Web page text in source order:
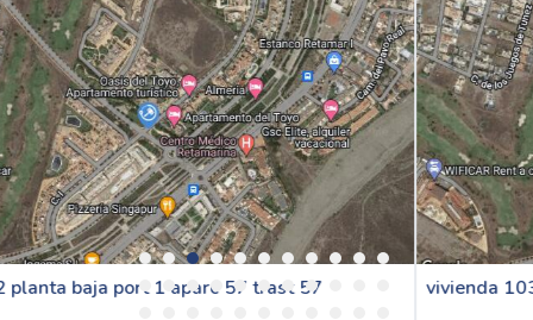
vivienda 103 planta baj port1 aparc58 y trast 58